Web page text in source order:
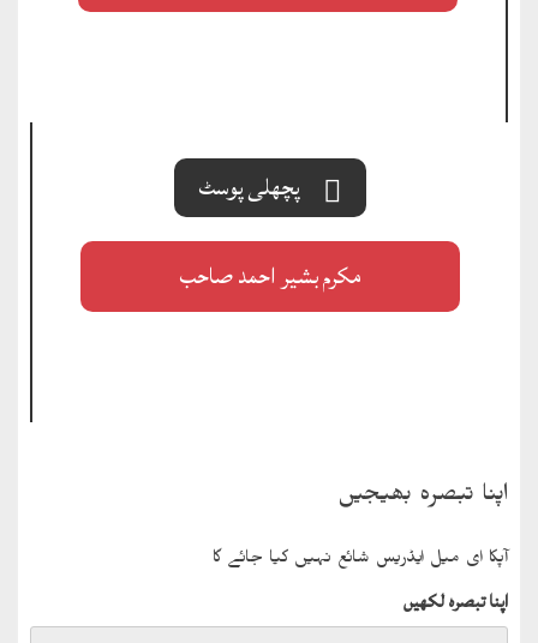
پچھلی پوسٹ
مکرم بشیر احمد صاحب
اپنا تبصرہ بھیجیں
آپکا ای میل ایڈریس شائع نہیں کیا جائے گا
اپنا تبصرہ لکھیں